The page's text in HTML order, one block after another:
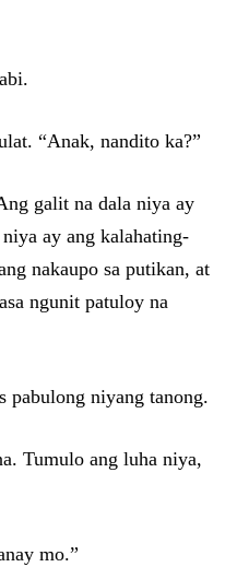
“Anak, nandito ka?”
galit na dala niya ay
ay ang kalahating-
nakaupo sa putikan, at
ngunit patuloy na
pabulong niyang tanong.
Tumulo ang luha niya,
mo.”